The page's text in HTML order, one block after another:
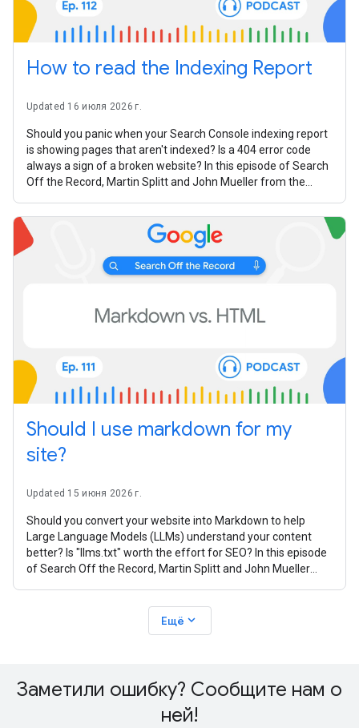
How to read the Indexing Report
Updated 16 июля 2026 г.
Should you panic when your Search Console indexing report
is showing pages that aren't indexed? Is a 404 error code
always a sign of a broken website? In this episode of Search
Off the Record, Martin Splitt and John Mueller from the
Should I use markdown for my
site?
Updated 15 июня 2026 г.
Should you convert your website into Markdown to help
Large Language Models (LLMs) understand your content
better? Is "llms.txt" worth the effort for SEO? In this episode
of Search Off the Record, Martin Splitt and John Mueller
Ещё expand_more
Заметили ошибку? Сообщите нам о
ней!